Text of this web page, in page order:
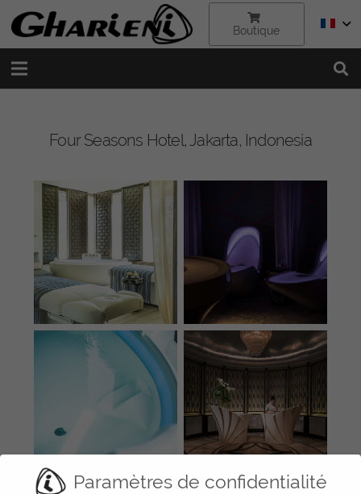
Boutique
Four Seasons Hotel, Jakarta, Indonesia
Paramètres de confidentialité